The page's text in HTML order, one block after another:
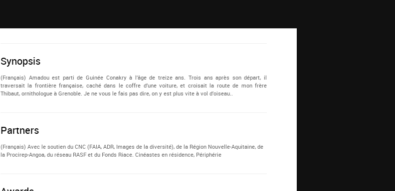
Synopsis
(Français) Amadou est parti de Guinée Conakry à l’âge de treize ans. Trois ans après son départ, il
traversait la frontière française, caché dans le coffre d’une voiture, et croisait la route de mon frère
Thibaut, ornithologue à Grenoble. Je ne vous le fais pas dire, on y est plus vite à vol d’oiseau..
Partners
(Français) Avec le soutien du CNC (FAIA, ADR, Images de la diversité), de la Région Nouvelle-Aquitaine, de
la Procirep-Angoa, du réseau RASF et du Fonds Riace. Cinéastes en résidence, Périphérie